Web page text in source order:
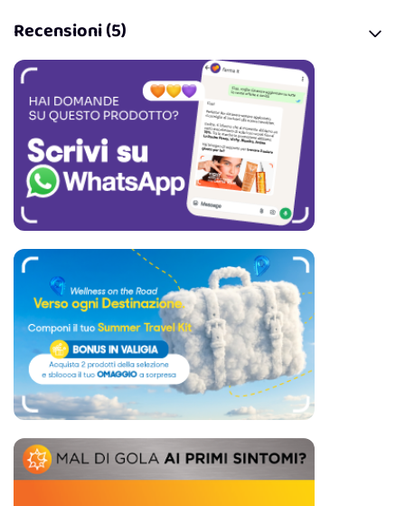
Recensioni (5)